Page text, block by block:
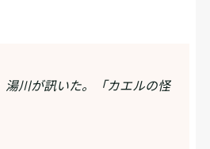
湯川が訊いた。「カエルの怪